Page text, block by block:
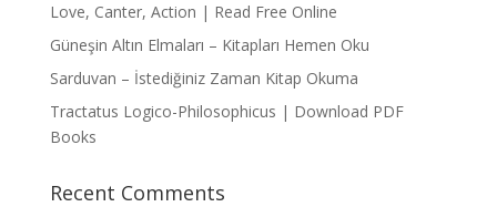
Love, Canter, Action | Read Free Online
Güneşin Altın Elmaları – Kitapları Hemen Oku
Sarduvan – İstediğiniz Zaman Kitap Okuma
Tractatus Logico-Philosophicus | Download PDF
Books
Recent Comments